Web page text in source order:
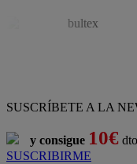
SUSCRÍBETE A LA
y consigue 10€
SUSCRIBIRME